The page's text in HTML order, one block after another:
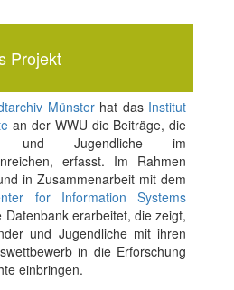
Projekt
Münsterhat das Institut
an der WWU die Beiträge, die
und Jugendliche im
erfasst. Im Rahmen
in Zusammenarbeit mit dem
for Information Systems
erarbeitet, die zeigt,
und Jugendliche mit ihren
in die Erforschung
einbringen.